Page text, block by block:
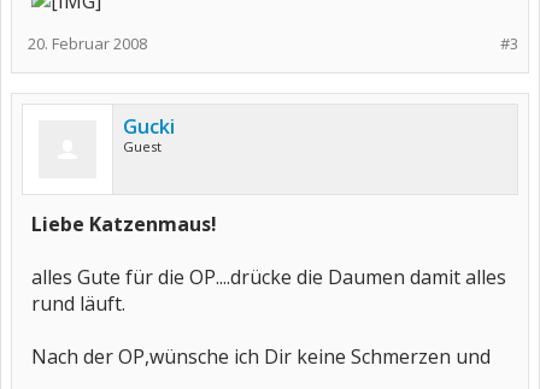
#3
20. Februar 2008
Gucki
Guest
Liebe Katzenmaus!
alles Gute für die OP....drücke die Daumen damit alles
rund läuft.
Nach der OP,wünsche ich Dir keine Schmerzen und